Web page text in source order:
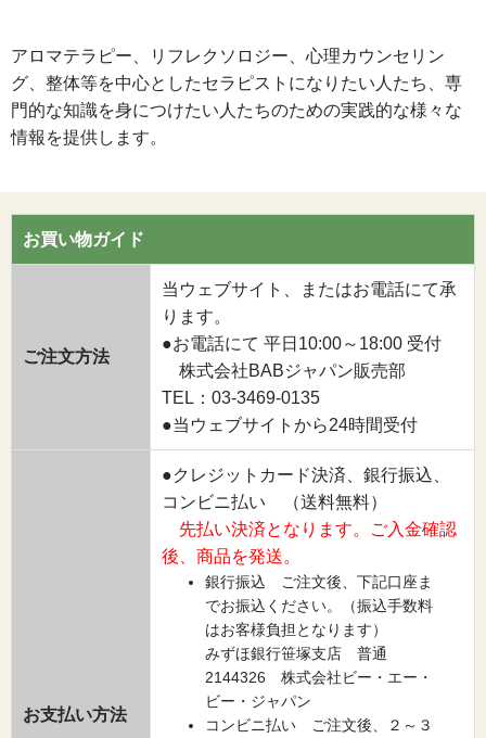
アロマテラピー、リフレクソロジー、心理カウンセリン
グ、整体等を中心としたセラピストになりたい人たち、専
門的な知識を身につけたい人たちのための実践的な様々な
情報を提供します。
お買い物ガイド
ご注文方法
当ウェブサイト、またはお電話にて承
ります。
●お電話にて 平日10:00～18:00 受付
株式会社BABジャパン販売部
TEL：03-3469-0135
●当ウェブサイトから24時間受付
お支払い方法
●クレジットカード決済、銀行振込、
コンビニ払い （送料無料）
先払い決済となります。ご入金確認
後、商品を発送。
銀行振込 ご注文後、下記口座ま
でお振込ください。（振込手数料
はお客様負担となります）
みずほ銀行笹塚支店 普通
2144326 株式会社ビー・エー・
ビー・ジャパン
コンビニ払い ご注文後、２～３